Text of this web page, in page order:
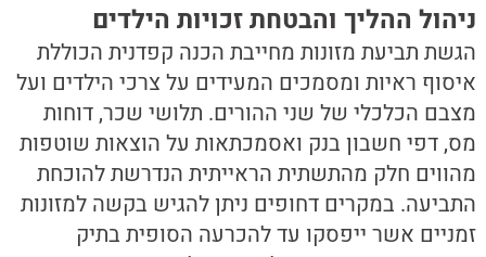
ניהול ההליך והבטחת זכויות הילדים
הגשת תביעת מזונות מחייבת הכנה קפדנית הכוללת
איסוף ראיות ומסמכים המעידים על צרכי הילדים ועל
מצבם הכלכלי של שני ההורים. תלושי שכר, דוחות
מס, דפי חשבון בנק ואסמכתאות על הוצאות שוטפות
מהווים חלק מהתשתית הראייתית הנדרשת להוכחת
התביעה. במקרים דחופים ניתן להגיש בקשה למזונות
זמניים אשר ייפסקו עד להכרעה הסופית בתיק